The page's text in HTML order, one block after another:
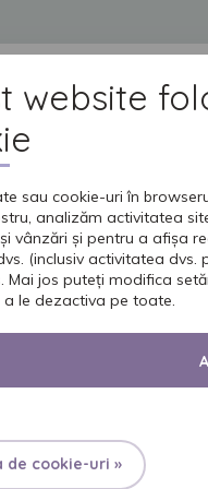
GRIJA PENTRU CEI DRAGI
website
sau cookie-uri în
analizăm activitatea
vânzări și pentru a afișa
(inclusiv activitatea
Mai jos puteți modifica
a le dezactiva pe toate.
de cookie-uri »